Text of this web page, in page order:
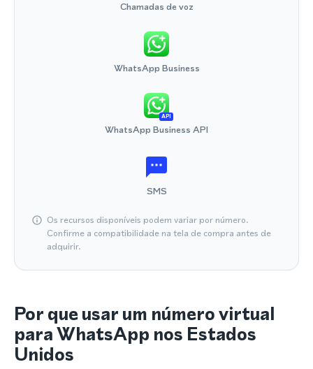
Chamadas de voz
WhatsApp Business
API
WhatsApp Business API
SMS
Os recursos disponíveis podem variar por número.
Confirme a compatibilidade na tela de compra antes de
adquirir.
Por que usar um número virtual
para WhatsApp nos Estados
Unidos